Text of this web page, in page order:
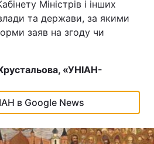
Міністрів і інших
та держави, за якими
заяв на згоду чи
ова, «УНІАН-
в Google News